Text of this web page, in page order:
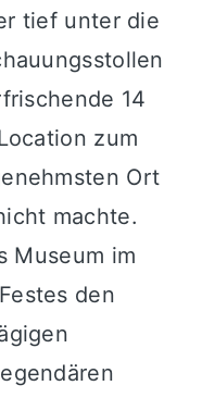
tief unter die
14
zum
Ort
machte.
Museum im
den